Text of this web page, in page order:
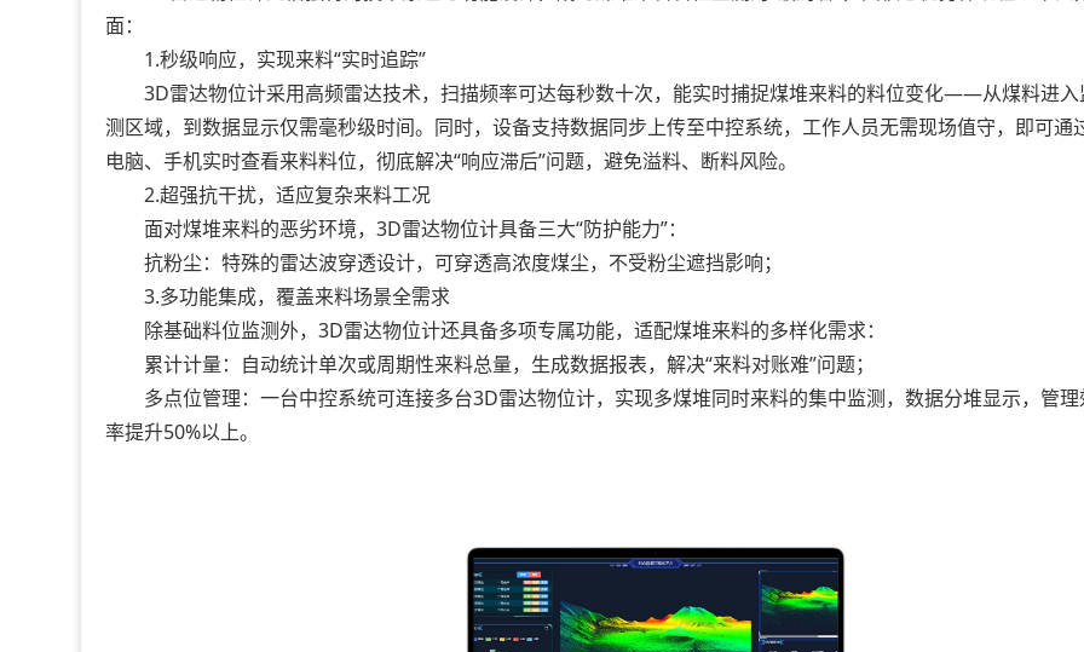
面：
1.秒级响应，实现来料“实时追踪”
3D雷达物位计采用高频雷达技术，扫描频率可达每秒数十次，能实时捕捉煤堆来料的料位变化——从煤料进入
测区域，到数据显示仅需毫秒级时间。同时，设备支持数据同步上传至中控系统，工作人员无需现场值守，即可通
电脑、手机实时查看来料料位，彻底解决“响应滞后”问题，避免溢料、断料风险。
2.超强抗干扰，适应复杂来料工况
面对煤堆来料的恶劣环境，3D雷达物位计具备三大“防护能力”：
抗粉尘：特殊的雷达波穿透设计，可穿透高浓度煤尘，不受粉尘遮挡影响；
3.多功能集成，覆盖来料场景全需求
除基础料位监测外，3D雷达物位计还具备多项专属功能，适配煤堆来料的多样化需求：
累计计量：自动统计单次或周期性来料总量，生成数据报表，解决“来料对账难”问题；
多点位管理：一台中控系统可连接多台3D雷达物位计，实现多煤堆同时来料的集中监测，数据分堆显示，管理
率提升50%以上。